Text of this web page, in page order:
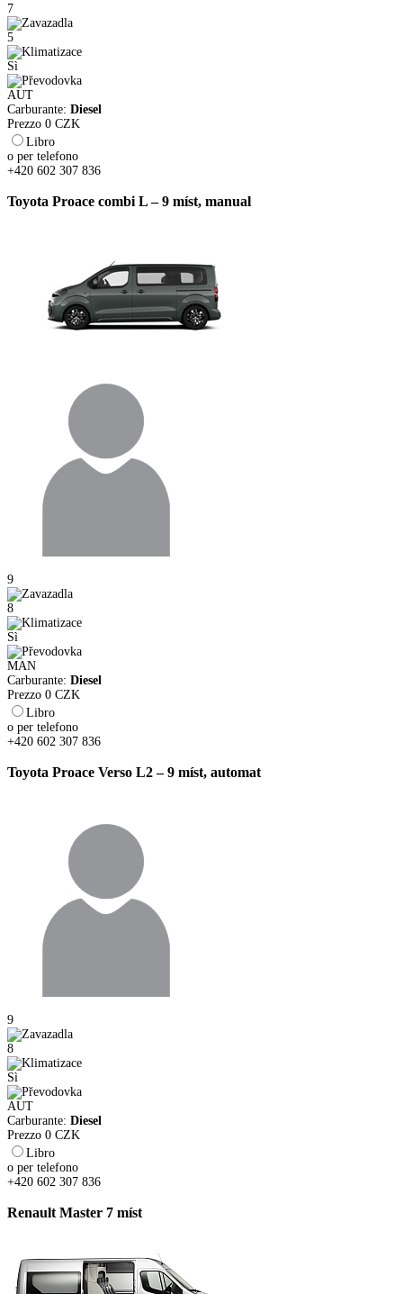
7
5
Sì
AUT
Carburante: Diesel
Prezzo 0 CZK
Libro
o per telefono
+420 602 307 836
Toyota Proace combi L – 9 míst, manual
9
8
Sì
MAN
Carburante: Diesel
Prezzo 0 CZK
Libro
o per telefono
+420 602 307 836
Toyota Proace Verso L2 – 9 míst, automat
9
8
Sì
AUT
Carburante: Diesel
Prezzo 0 CZK
Libro
o per telefono
+420 602 307 836
Renault Master 7 míst